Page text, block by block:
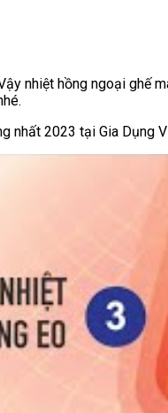
nhiệt hồng ngoại ghế
nhất 2023 tại Gia Dụng